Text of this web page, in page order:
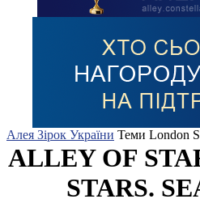
Алея Зірок України Теми London
ALLEY OF
STARS.